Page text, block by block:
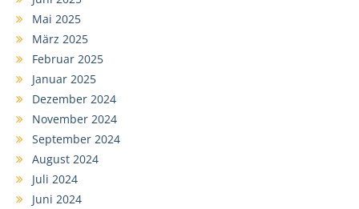
Mai 2025
März 2025
Februar 2025
Januar 2025
Dezember 2024
November 2024
September 2024
August 2024
Juli 2024
Juni 2024